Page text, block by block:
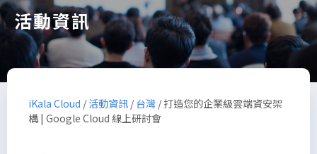
活動資訊
iKala Cloud / 活動資訊 / 台灣 /打造您的企業級雲端資安架
構 | Google Cloud 線上研討會